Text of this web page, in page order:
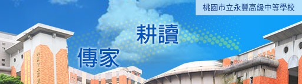
桃園市立永豐高級中等學校